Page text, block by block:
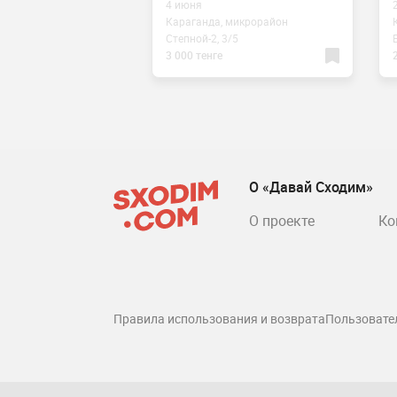
4 июня
Караганда, микрорайон
Степной-2, 3/5
3 000 тенге
О «Давай Сходим»
О проекте
Правила использования и возврата